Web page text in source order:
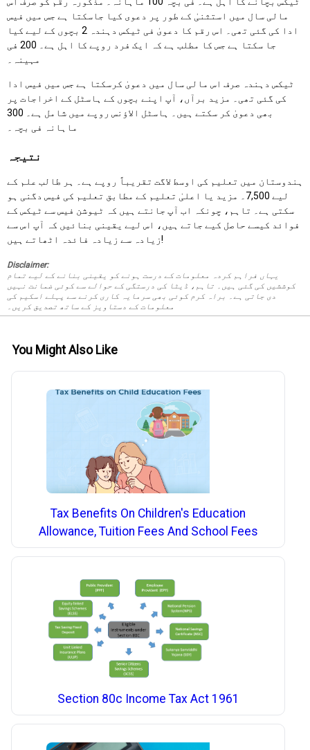
مالی سال میں استثنیٰ کے طور پر دعوی کیا جاسکتا ہے جس میں فیس
ادا کی گئی تھی۔ اس رقم کا دعویٰ فی ٹیکس دہندہ 2 بچوں کے لیے کیا
جا سکتا ہے جس کا مطلب ہے کہ ایک فرد روپے کا اہل ہے۔ 200 فی
مہینہ۔
ٹیکس دہندہ صرف اس مالی سال میں دعویٰ کرسکتا ہے جس میں فیس ادا
کی گئی تھی۔ مزید برآں، آپ اپنے بچوں کے ہاسٹل کے اخراجات پر
بھی دعویٰ کر سکتے ہیں۔ ہاسٹل الاؤنس روپے میں شامل ہے۔ 300
ماہانہ فی بچہ۔
نتیجہ
ہندوستان میں تعلیم کی اوسط لاگت تقریباً روپے ہے۔ ہر طالب علم کے
لیے 7,500۔ مزید یا اعلیٰ تعلیم کے مطابق تعلیم کی فیس دگنی ہو
سکتی ہے۔ تاہم، چونکہ اب آپ جانتے ہیں کہ ٹیوشن فیس سے ٹیکس کے
فوائد کیسے حاصل کیے جاتے ہیں، اس لیے یقینی بنائیں کہ آپ اس سے
زیادہ سے زیادہ فائدہ اٹھاتے ہیں!
Disclaimer:
یہاں فراہم کردہ معلومات کے درست ہونے کو یقینی بنانے کے لیے تمام
کوششیں کی گئی ہیں۔ تاہم، ڈیٹا کی درستگی کے حوالے سے کوئی ضمانت نہیں
دی جاتی ہے۔ براہ کرم کوئی بھی سرمایہ کاری کرنے سے پہلے اسکیم کی
معلومات کے دستاویز کے ساتھ تصدیق کریں۔
You Might Also Like
Tax Benefits On Children's Education
Allowance, Tuition Fees And School Fees
Section 80c Income Tax Act 1961